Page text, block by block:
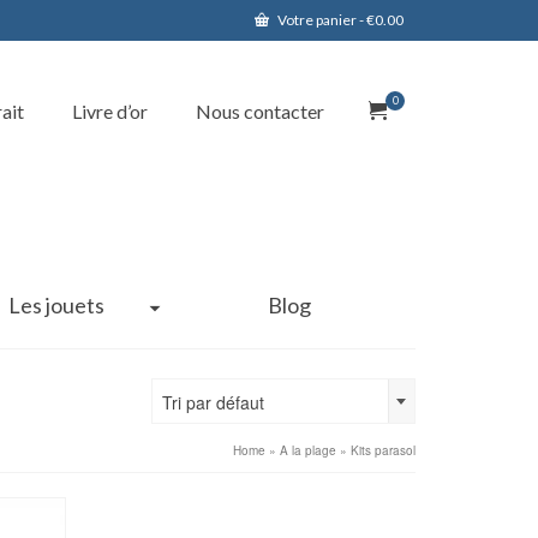
Votre panier-€0.00
Livre d’or Nous contacter 0
Les jouets Blog
Tri par défaut
Home » A la plage » Kits parasol